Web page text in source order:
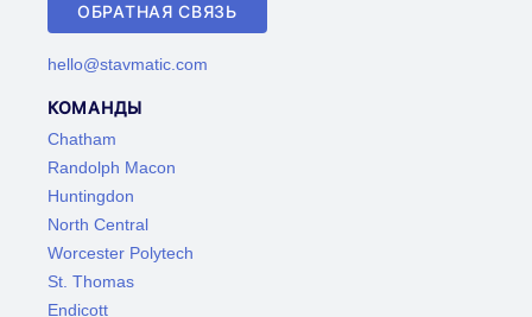
ОБРАТНАЯ СВЯЗЬ
hello@stavmatic.com
КОМАНДЫ
Chatham
Randolph Macon
Huntingdon
North Central
Worcester Polytech
St. Thomas
Endicott